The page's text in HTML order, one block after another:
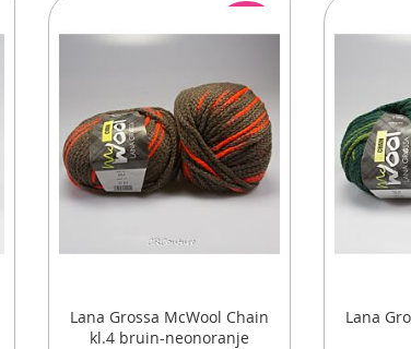
ACTIE
Lana Grossa McWool Chain
kl.4 bruin-neonoranje
Lana